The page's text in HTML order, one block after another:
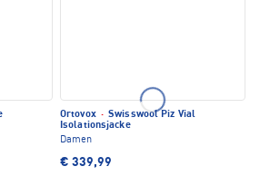
Ortovox · Swisswool Piz Vial
Isolationsjacke
Damen
€ 339,99